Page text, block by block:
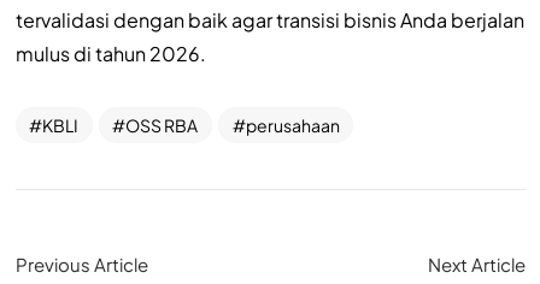
tervalidasi dengan baik agar transisi bisnis Anda berjalan
mulus di tahun 2026.
KBLI OSS RBA perusahaan
Previous Article Next Article